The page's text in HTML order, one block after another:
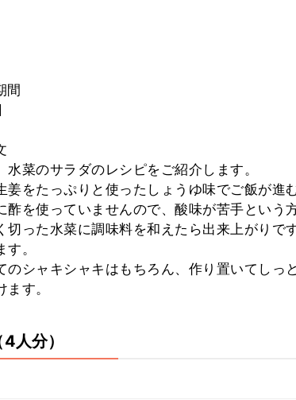
間
水菜のサラダのレシピをご紹介します。
姜をたっぷりと使ったしょうゆ味でご飯が進
酢を使っていませんので、酸味が苦手という
切った水菜に調味料を和えたら出来上がりで
。
のシャキシャキはもちろん、作り置いてしっ
ます。
4人分）